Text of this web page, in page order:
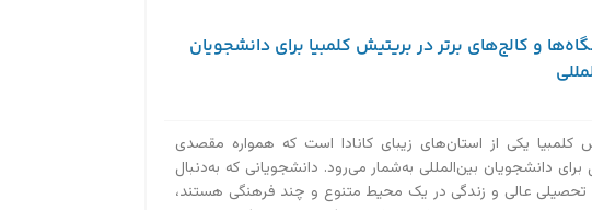
و کالج‌های برتر در بریتیش کلمبیا برای دانشجویان
کلمبیا یکی از استان‌های زیبای کانادا است که همواره مقصدی
برای دانشجویان بین‌المللی به‌‌شمار می‌رود. دانشجویانی که به‌دنبال
تحصیلی عالی و زندگی در یک محیط متنوع و چند فرهنگی هستند،